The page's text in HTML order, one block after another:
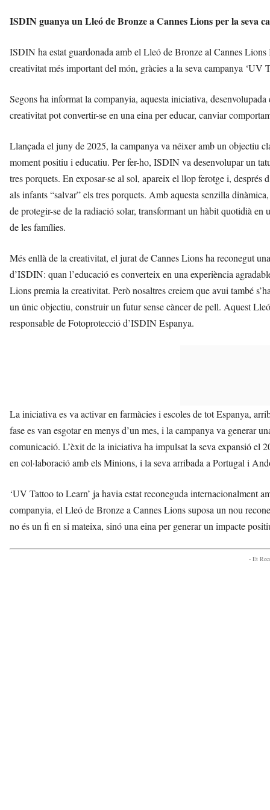
ISDIN guanya un Lleó de Bronze a Cannes Lions per la seva
ISDIN ha estat guardonada amb el Lleó de Bronze al Cannes
creativitat més important del món, gràcies a la seva campanya ‘UV
Segons ha informat la companyia, aquesta iniciativa,
creativitat pot convertir-se en una eina per educar, canviar
Llançada el juny de 2025, la campanya va néixer amb un objectiu
moment positiu i educatiu. Per fer-ho, ISDIN va desenvolupar un
tres porquets. En exposar-se al sol, apareix el llop ferotge i, després
als infants “salvar” els tres porquets. Amb aquesta senzilla
de protegir-se de la radiació solar, transformant un hàbit quotidià
de les famílies.
Més enllà de la creativitat, el jurat de Cannes Lions ha reconegut
d’ISDIN: quan l’educació es converteix en una experiència
Lions premia la creativitat. Però nosaltres creiem que avui també
un únic objectiu, construir un futur sense càncer de pell. Aquest
responsable de Fotoprotecció d’ISDIN Espanya.
La iniciativa es va activar en farmàcies i escoles de tot Espanya,
fase es van esgotar en menys d’un mes, i la campanya va generar
comunicació. L’èxit de la iniciativa ha impulsat la seva expansió el
en col·laboració amb els Minions, i la seva arribada a Portugal i
‘UV Tattoo to Learn’ ja havia estat reconeguda internacionalment
companyia, el Lleó de Bronze a Cannes Lions suposa un nou
no és un fi en si mateixa, sinó una eina per generar un impacte
- Et